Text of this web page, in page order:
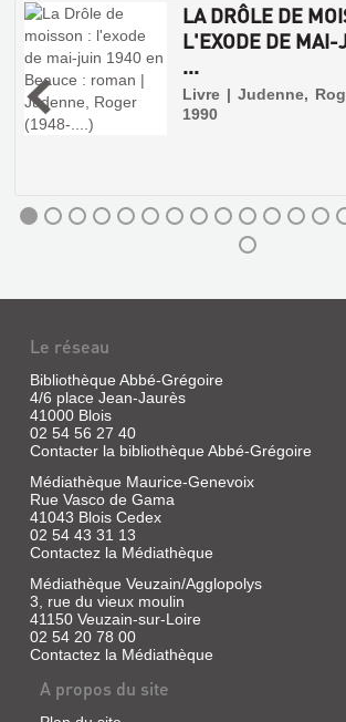
LE
DE
LA
BEAUCE.
VOL.
7,
LE
FOLKLORE
DE
L...
Livre
Marcel-
Robillard,
Charles
Maisonneuve
GLOSSAIRE
DU
VENDOMOIS
Livre
|
Herluison,
PARLER
DE
MON
ENFANCE
EN
SOLOGNE
ET
BLAISOIS
Livre
|
Guillon,
Marcel
|
C.L.D.,
1998
LA DRÔLE DE
L'EXODE DE
...
Livre | Judenne,
1990
LA
DRÔLE
DE
MOISSON
Le réseau
Bibliothèque Abbé-Grégoire
4/6 place Jean-Jaurès
41000 Blois
02 54 56 27 40
Contacter la bibliothèque Abbé-Grégoire
Médiathèque Maurice-Genevoix
Rue Vasco de Gama
41043 Blois Cedex
02 54 43 31 13
Contactez la Médiathèque
Médiathèque Veuzain/Agglopolys
3, rue du vieux moulin
41150 Veuzain-sur-Loire
02 54 20 78 00
Contactez la Médiathèque
A propos du site